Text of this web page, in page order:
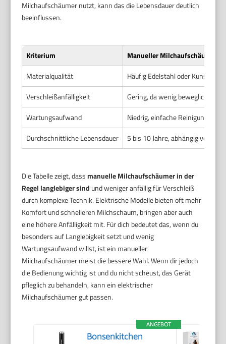
Milchaufschäumer nutzt, kann das die Lebensdauer deutlich
beeinflussen.
Kriterium
Manueller Milchaufschäumer
Materialqualität
Häufig Edelstahl oder
Verschleißanfälligkeit
Gering, da wenig bewegliche Teile
Wartungsaufwand
Niedrig, einfache Reinigung und
Durchschnittliche Lebensdauer
5 bis 10 Jahre, abhängig von
Die Tabelle zeigt, dassmanuelle Milchaufschäumer in der
Regel langlebiger sind und weniger anfällig für Verschleiß
durch komplexe Technik. Elektrische Modelle bieten oft mehr
Komfort und schnelleren Milchschaum, bringen aber auch
eine höhere Anfälligkeit mit. Für dich bedeutet das, wenn du
besonders auf Langlebigkeit setzt und wenig
Wartungsaufwand willst, ist ein manueller
Milchaufschäumer meist die bessere Wahl. Wenn dir jedoch
die Bedienung wichtig ist und du nicht scheust, das Gerät
pfleglich zu behandeln, kann ein elektrischer
Milchaufschäumer gut passen.
ANGEBOT
Bonsenkitchen